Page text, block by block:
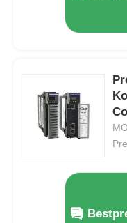
Kontakt mit uns
Bitte um ein
Omron SPS-Teile